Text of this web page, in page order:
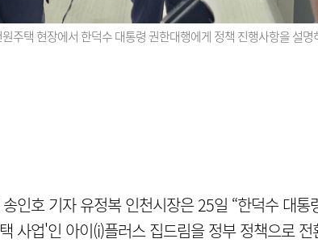
주택 현장에서 한덕수 대통령 권한대행에게 정책 진행사항을 설명
인호 기자 유정복 인천시장은 25일 “한덕수 대통
사업'인 아이(i)플러스 집드림을 정부 정책으로